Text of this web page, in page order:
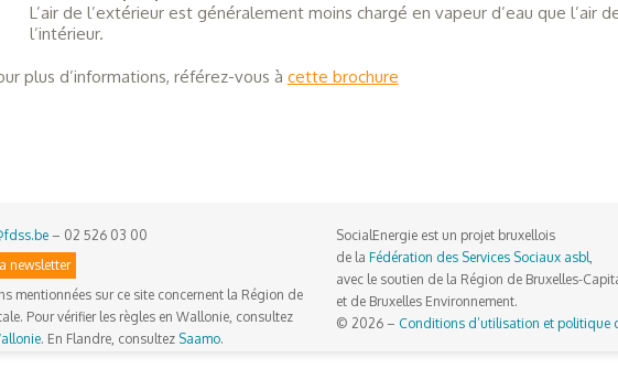
L’air de l’extérieur est généralement moins chargé en vapeur d’eau que l’air
l’intérieur.
plus d’informations, référez-vous à cette brochure
– 02 526 03 00
newsletter
mentionnées sur ce site concernent la Région de
Pour vérifier les règles en Wallonie, consultez
. En Flandre, consultez Saamo.
SocialEnergie est un projet bruxellois
de la Fédération des Services Sociaux asbl
avec le soutien de la Région de Bruxelles-
et de Bruxelles Environnement.
© 2026 – Conditions d’utilisation et politique